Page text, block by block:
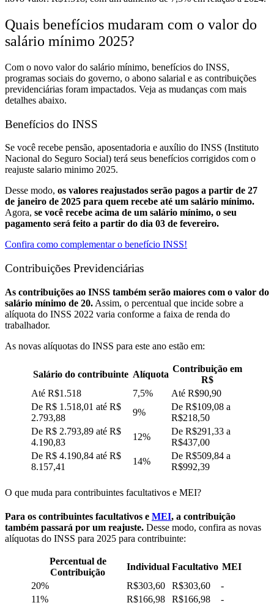
Quais benefícios mudaram com o valor do
salário mínimo 2025?
Com o novo valor do salário mínimo, benefícios do INSS,
programas sociais do governo, o abono salarial e as contribuições
previdenciárias foram impactados. Veja as mudanças com mais
detalhes abaixo.
Benefícios do INSS
Se você recebe pensão, aposentadoria e auxílio do INSS (Instituto
Nacional do Seguro Social) terá seus benefícios corrigidos com o
reajuste salario minimo 2025.
Desse modo, os valores reajustados serão pagos a partir de 27
de janeiro de 2025 para quem recebe até um salário mínimo.
Agora, se você recebe acima de um salário mínimo, o seu
pagamento será feito a partir do dia 03 de fevereiro.
Confira como complementar o benefício INSS!
Contribuições Previdenciárias
As contribuições ao INSS também serão maiores com o valor do
salário mínimo de 20. Assim, o percentual que incide sobre a
alíquota do INSS 2022 varia conforme a faixa de renda do
trabalhador.
As novas alíquotas do INSS para este ano estão em:
Salário do contribuinte Alíquota
Contribuição em
R$
Até R$1.518
7,5%
Até R$90,90
De R$ 1.518,01 até R$
2.793,88
9%
De R$109,08 a
R$218,50
De R$ 2.793,89 até R$
4.190,83
12%
De R$291,33 a
R$437,00
De R$ 4.190,84 até R$
8.157,41
14%
De R$509,84 a
R$992,39
O que muda para contribuintes facultativos e MEI?
Para os contribuintes facultativos e MEI, a contribuição
também passará por um reajuste. Desse modo, confira as novas
alíquotas do INSS para 2025 para contribuinte:
Percentual de
Contribuição
Individual Facultativo MEI
20%
R$303,60 R$303,60
-
11%
R$166,98 R$166,98
-